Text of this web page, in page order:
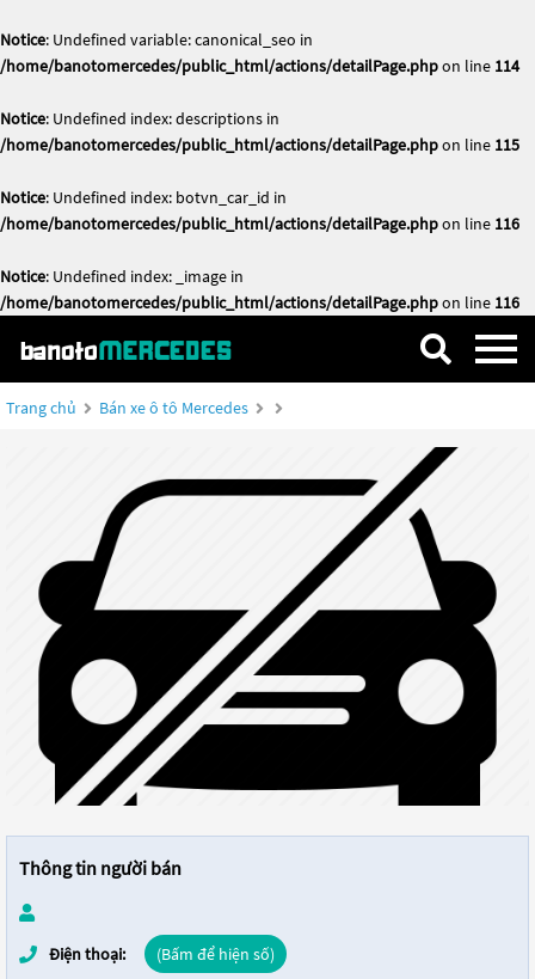
Notice: Undefined variable: canonical_seo in
/home/banotomercedes/public_html/actions/detailPage.phpon line 114
Notice: Undefined index: descriptions in
/home/banotomercedes/public_html/actions/detailPage.phpon line 115
Notice: Undefined index: botvn_car_id in
/home/banotomercedes/public_html/actions/detailPage.phpon line 116
Notice: Undefined index: _image in
/home/banotomercedes/public_html/actions/detailPage.phpon line 116
Trang chủ Bán xe ô tô Mercedes
Thông tin người bán
Điện thoại: (Bấm để hiện số)